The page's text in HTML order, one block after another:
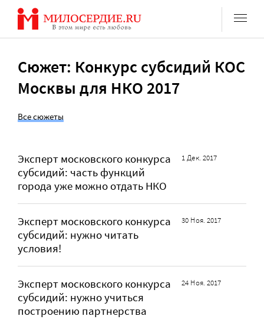
Перейти
содержанию
Сюжет: Конкурс субсидий КОС
Москвы для НКО 2017
Все сюжеты
Эксперт московского конкурса
субсидий: часть функций
города уже можно отдать НКО
1 Дек. 2017
Эксперт московского конкурса
субсидий: нужно читать
условия!
30 Ноя. 2017
Эксперт московского конкурса
субсидий: нужно учиться
построению партнерства
24 Ноя. 2017